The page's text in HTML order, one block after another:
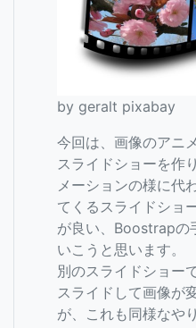
by geralt pixabay
今回は、画像のアニ
スライドショーを作
メーションの様に代
てくるスライドショ
が良い、Boostrapの
いこうと思います。
別のスライドショー
スライドして画像が
が、これも同様なや